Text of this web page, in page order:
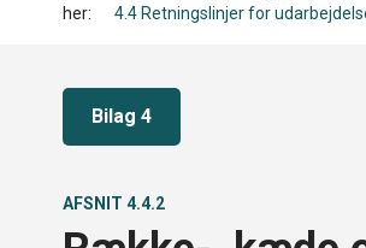
her:
4.4 Retningslinjer for
Bilag 4
AFSNIT 4.4.2